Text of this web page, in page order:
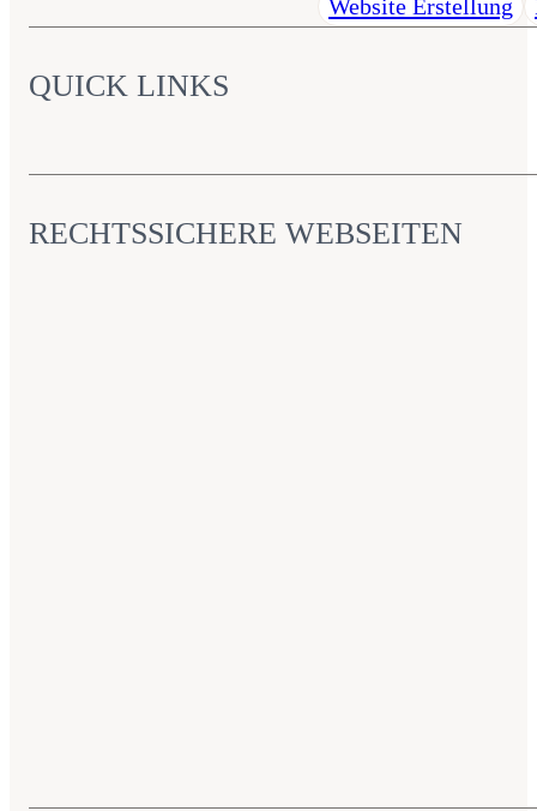
Website Erstellung
QUICK LINKS
RECHTSSICHERE WEBSEITEN